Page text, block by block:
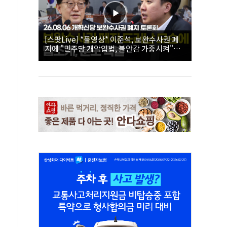
[스팟Live] *풀영상* 이준석, 보완수사권 폐
지에 "민주당 개악입법, 불안감 가중시켜"｜
26.08.06 개혁신당 보완수사권 폐지 토론회